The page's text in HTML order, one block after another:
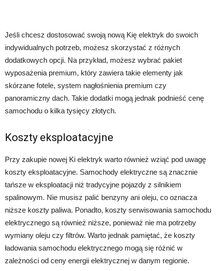
Jeśli chcesz dostosować swoją nową Kię elektryk do swoich
indywidualnych potrzeb, możesz skorzystać z różnych
dodatkowych opcji. Na przykład, możesz wybrać pakiet
wyposażenia premium, który zawiera takie elementy jak
skórzane fotele, system nagłośnienia premium czy
panoramiczny dach. Takie dodatki mogą jednak podnieść cenę
samochodu o kilka tysięcy złotych.
Koszty eksploatacyjne
Przy zakupie nowej Ki elektryk warto również wziąć pod uwagę
koszty eksploatacyjne. Samochody elektryczne są znacznie
tańsze w eksploatacji niż tradycyjne pojazdy z silnikiem
spalinowym. Nie musisz palić benzyny ani oleju, co oznacza
niższe koszty paliwa. Ponadto, koszty serwisowania samochodu
elektrycznego są również niższe, ponieważ nie ma potrzeby
wymiany oleju czy filtrów. Warto jednak pamiętać, że koszty
ładowania samochodu elektrycznego mogą się różnić w
zależności od ceny energii elektrycznej w danym regionie.